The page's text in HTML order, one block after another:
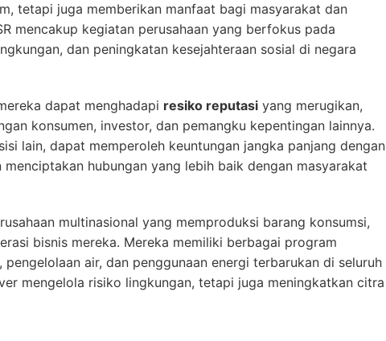
tetapi juga memberikan manfaat bagi masyarakat dan
mencakup kegiatan perusahaan yang berfokus pada
dan peningkatan kesejahteraan sosial di negara
dapat menghadapi resiko reputasi yang merugikan,
konsumen, investor, dan pemangku kepentingan lainnya.
lain, dapat memperoleh keuntungan jangka panjang dengan
hubungan yang lebih baik dengan masyarakat
multinasional yang memproduksi barang konsumsi,
bisnis mereka. Mereka memiliki berbagai program
air, dan penggunaan energi terbarukan di seluruh
mengelola risiko lingkungan, tetapi juga meningkatkan citra